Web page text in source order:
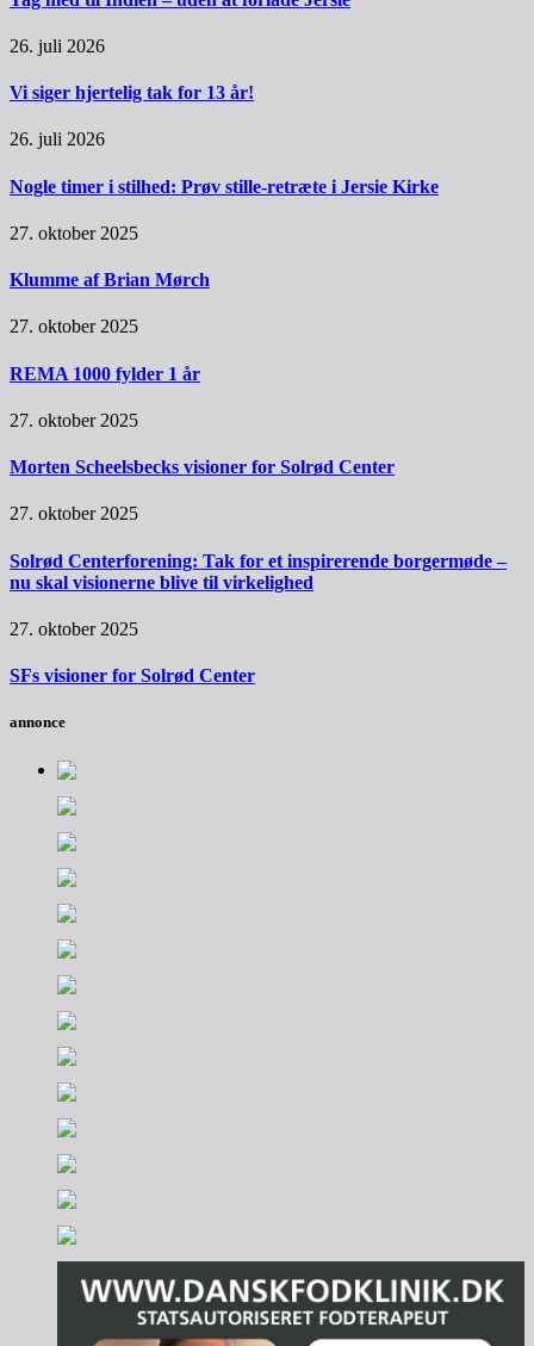
26. juli 2026
Vi siger hjertelig tak for 13 år!
26. juli 2026
Nogle timer i stilhed: Prøv stille-retræte i Jersie Kirke
27. oktober 2025
Klumme af Brian Mørch
27. oktober 2025
REMA 1000 fylder 1 år
27. oktober 2025
Morten Scheelsbecks visioner for Solrød Center
27. oktober 2025
Solrød Centerforening: Tak for et inspirerende borgermøde –
nu skal visionerne blive til virkelighed
27. oktober 2025
SFs visioner for Solrød Center
annonce